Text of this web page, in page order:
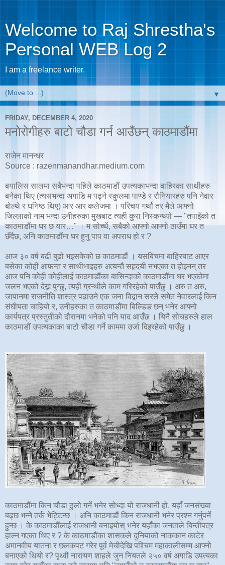
Welcome to Raj Shrestha's
Personal WEB Log 2
I am a freelance writer.
▼
FRIDAY, DECEMBER 4, 2020
मनोरोगीहरु बाटो चौडा गर्न आउँछन् काठमाडौंमा
राजेन मानन्धर
Source : razenmanandhar.medium.com
बयालिस सालमा सबैभन्दा पहिले काठमाडौं उपत्यकाभन्दा बाहिरका साथीहरु
बनेका थिए (त्यसभन्दा अगाडि म पढ्ने स्कुलमा पाण्डे र रौनियारहरु पनि नेवार
बोल्थे र घनिष्ठ थिए) आर आर कलेजमा । परिचय गर्थौ तर मैले आफ्नो
जिल्लाको नाम भन्दा उनीहरुका मुखबाट त्यही कुरा निस्कन्थ्यो — "तपाइँको त
काठमाडौंमा घर छ यार…" । म सोच्थें, सबैको आफ्नो आफ्नो ठाउँमा घर त
छँदैछ, अनि काठमाडौंमा घर हुनु पाप वा अपराध हो र ?
आज ३० वर्ष बढी बुढो भइसकेको छ काठमाडौं । यसबिचमा बाहिरबाट आएर
बसेका कोही आफन्त र साथीभाइहरु अत्यन्तै सहृदयी नभएका त होइनन् तर
आज पनि कोही कोहीलाई काठमाडौंका बासिन्दाको काठमाडौंमा घर भएकोमा
जलन भएको देख्न पुग्छु, त्यही ग्रन्थीले काम गरिरहेको पाउँछु । अरु त अरु,
जापानमा राजनीति शास्त्र पढाउने एक जना विद्वान सरले समेत नेवारलाई किन
संघीयता चाहियो र, उनीहरुका त काठमाडौंमा बिल्डिङ छन् भनेर आफ्नो
कार्यपत्र प्रस्तुतीको दौरानमा भनेको पनि याद आउँछ । यिनै सोचहरुले हाल
काठमाडौं उपत्यकाका बाटो चौडा गर्ने काममा उर्जा दिइरहेको पाउँछु ।
काठमाडौंमा किन चौडा ठुलो गर्ने भनेर सोध्दा यो राजधानी हो, यहाँ जनसंख्या
बढ्छ भन्ने तर्क भेट्टिन्छ । अनि काठमाडौं किन राजधानी भनेर प्रश्न गर्नुपर्ने
हुन्छ । के काठमाडौंलाई राजधानी बनाइयोस् भनेर यहाँका जनताले बिन्तीपत्र
हाल्न गएका थिए र ? के काठमाडौंका शासकले दुनियाको नाककान काटेर
अमानवीय यातना र छलकपट गरेर पूर्व मेचीदेखि पश्चिम महाकालीसम्म आफ्नो
बनाएको थियो र? पृथ्वी नारायण शाहले जुन नियतले २५० वर्ष अगाडि उपत्यका